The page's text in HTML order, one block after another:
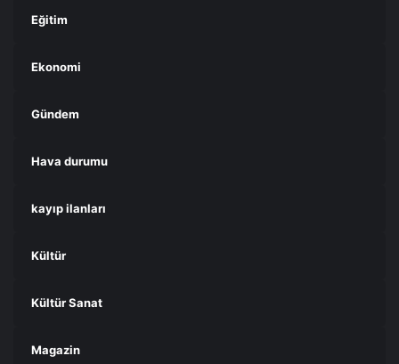
Eğitim
Ekonomi
Gündem
Hava durumu
kayıp ilanları
Kültür
Kültür Sanat
Magazin